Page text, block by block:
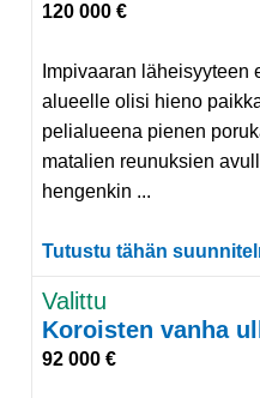
120 000 €
Impivaaran läheisyyteen
alueelle olisi hieno
pelialueena pienen
matalien reunuksien
hengenkin ...
Tutustu tähän
Valittu
Koroisten vanha
92 000 €